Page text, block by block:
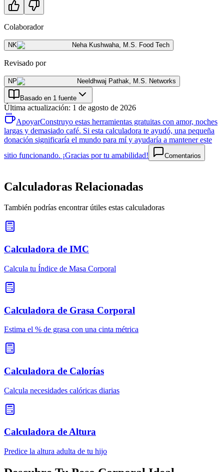
Colaborador
NK Neha Kushwaha M.S. Food Tech
Revisado por
NP Neeldhwaj Pathak M.S. Networks
Basado en 1 fuente
Última actualización: 1 de agosto de 2026
ApoyarConstruyo estas herramientas gratuitas con amor, noches
largas y demasiado café. Si esta calculadora te ayudó, una pequeña
donación significaría el mundo para mí y ayudaría a mantener este
sitio funcionando. ¡Gracias por tu amabilidad!
Comentarios
Calculadoras Relacionadas
También podrías encontrar útiles estas calculadoras
Calculadora de IMC
Calcula tu Índice de Masa Corporal
Calculadora de Grasa Corporal
Estima el % de grasa con una cinta métrica
Calculadora de Calorías
Calcula necesidades calóricas diarias
Calculadora de Altura
Predice la altura adulta de tu hijo